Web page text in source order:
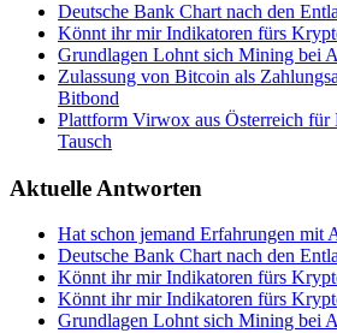
Deutsche Bank Chart nach den
Könnt ihr mir Indikatoren fürs
Grundlagen Lohnt sich Mining bei
Zulassung von Bitcoin als
Bitbond
Plattform Virwox aus Österreich für
Tausch
Aktuelle Antworten
Hat schon jemand Erfahrungen mit
Deutsche Bank Chart nach den
Könnt ihr mir Indikatoren fürs
Könnt ihr mir Indikatoren fürs
Grundlagen Lohnt sich Mining bei